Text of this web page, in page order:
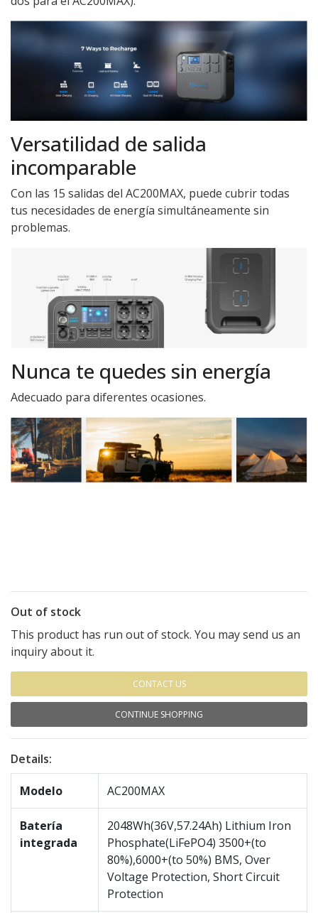
Versatilidad de salida
incomparable
Con las 15 salidas del AC200MAX, puede cubrir todas
tus necesidades de energía simultáneamente sin
problemas.
Nunca te quedes sin energía
Adecuado para diferentes ocasiones.
Out of stock
This product has run out of stock. You may send us an
inquiry about it.
CONTACT US
CONTINUE SHOPPING
Details:
Modelo AC200MAX
Batería
integrada
2048Wh(36V,57.24Ah) Lithium Iron
Phosphate(LiFePO4) 3500+(to
80%),6000+(to 50%) BMS, Over
Voltage Protection, Short Circuit
Protection